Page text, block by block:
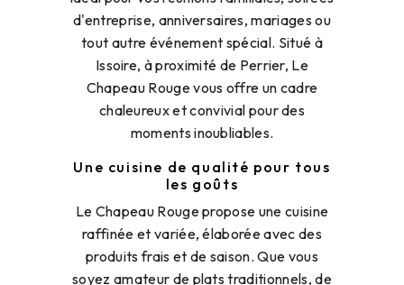
d'entreprise, anniversaires, mariages ou
tout autre événement spécial. Situé à
Issoire, à proximité de Perrier, Le
Chapeau Rouge vous offre un cadre
chaleureux et convivial pour des
moments inoubliables.
Une cuisine de qualité pour tous
les goûts
Le Chapeau Rouge propose une cuisine
raffinée et variée, élaborée avec des
produits frais et de saison. Que vous
soyez amateur de plats traditionnels, de